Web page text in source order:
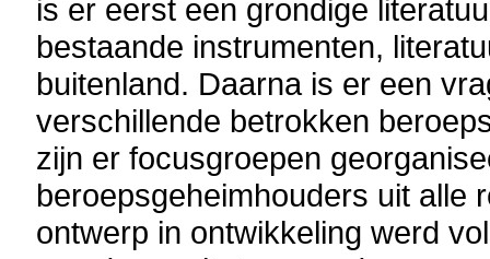
is er eerst een grondige
bestaande instrumenten,
buitenland. Daarna is er een
verschillende betrokken
zijn er focusgroepen
beroepsgeheimhouders uit alle
ontwerp in ontwikkeling werd